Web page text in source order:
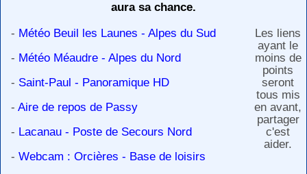
aura sa chance.
- Météo Beuil les Launes - Alpes du Sud
- Météo Méaudre - Alpes du Nord
- Saint-Paul - Panoramique HD
- Aire de repos de Passy
- Lacanau - Poste de Secours Nord
- Webcam : Orcières - Base de loisirs
Les liens
ayant le
moins de
points
seront
tous mis
en avant,
partager
c'est
aider.